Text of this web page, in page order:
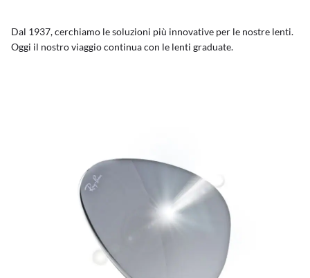
Dal 1937, cerchiamo le soluzioni più innovative per le nostre lenti.
Oggi il nostro viaggio continua con le lenti graduate.